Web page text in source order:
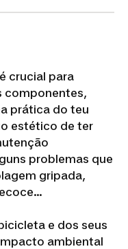
crucial para
componentes,
prática do teu
estético de ter
problemas que
gripada,
e dos seus
ambiental